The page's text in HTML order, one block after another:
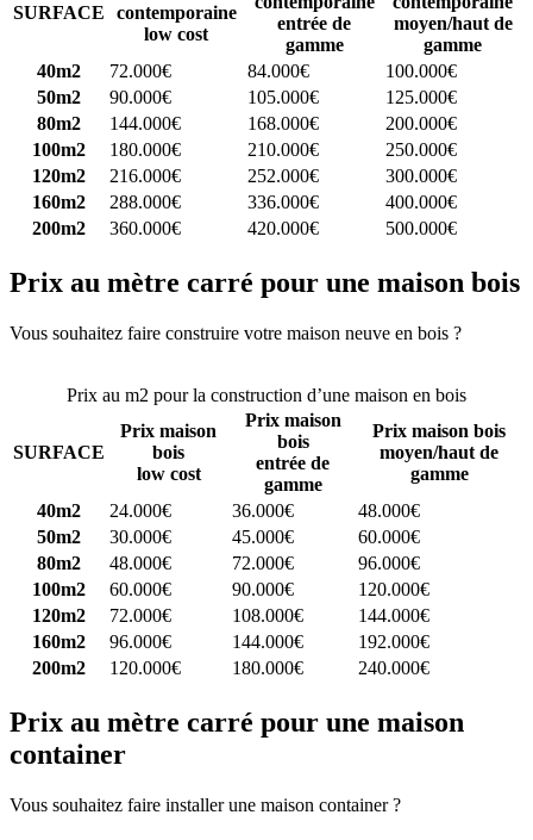
SURFACE
contemporaine
low cost
entrée de
gamme
moyen/haut de
gamme
40m2
72.000€ 84.000€
100.000€
50m2
90.000€ 105.000€
125.000€
80m2
144.000€ 168.000€
200.000€
100m2
180.000€ 210.000€
250.000€
120m2
216.000€ 252.000€
300.000€
160m2
288.000€ 336.000€
400.000€
200m2
360.000€ 420.000€ 500.000€
Prix au mètre carré pour une maison bois
Vous souhaitez faire construire votre maison neuve en bois ?
Prix au m2 pour la construction d’une maison en bois
SURFACE
Prix maison
bois
low cost
Prix maison
bois
entrée de
gamme
Prix maison bois
moyen/haut de
gamme
40m2
24.000€ 36.000€
48.000€
50m2
30.000€ 45.000€
60.000€
80m2
48.000€ 72.000€
96.000€
100m2
60.000€ 90.000€
120.000€
120m2
72.000€ 108.000€
144.000€
160m2
96.000€ 144.000€
192.000€
200m2
120.000€ 180.000€ 240.000€
Prix au mètre carré pour une maison
container
Vous souhaitez faire installer une maison container ?